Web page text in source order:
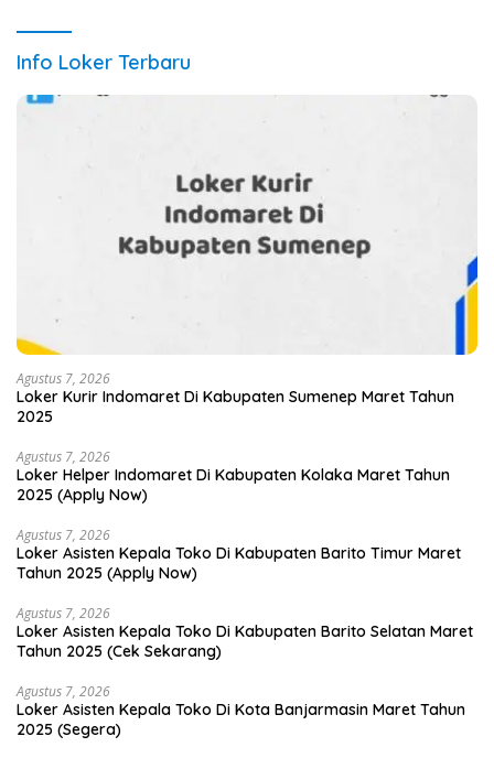
Info Loker Terbaru
Agustus 7, 2026
Loker Kurir Indomaret Di Kabupaten Sumenep Maret Tahun
2025
Agustus 7, 2026
Loker Helper Indomaret Di Kabupaten Kolaka Maret Tahun
2025 (Apply Now)
Agustus 7, 2026
Loker Asisten Kepala Toko Di Kabupaten Barito Timur Maret
Tahun 2025 (Apply Now)
Agustus 7, 2026
Loker Asisten Kepala Toko Di Kabupaten Barito Selatan Maret
Tahun 2025 (Cek Sekarang)
Agustus 7, 2026
Loker Asisten Kepala Toko Di Kota Banjarmasin Maret Tahun
2025 (Segera)